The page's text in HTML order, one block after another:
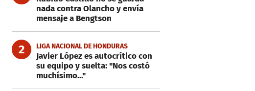
nada contra Olancho y envía
mensaje a Bengtson
2 LIGA NACIONAL DE HONDURAS
Javier López es autocrítico con
su equipo y suelta: "Nos costó
muchísimo..."